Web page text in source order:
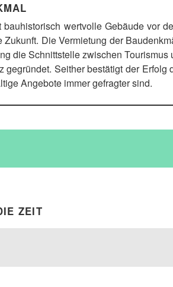
wertvolle Gebäude vor
Die Vermietung der
die Schnittstelle zwischen Tourismus
Seither bestätigt der Erfolg
Angebote immer gefragter sind.
ZEIT